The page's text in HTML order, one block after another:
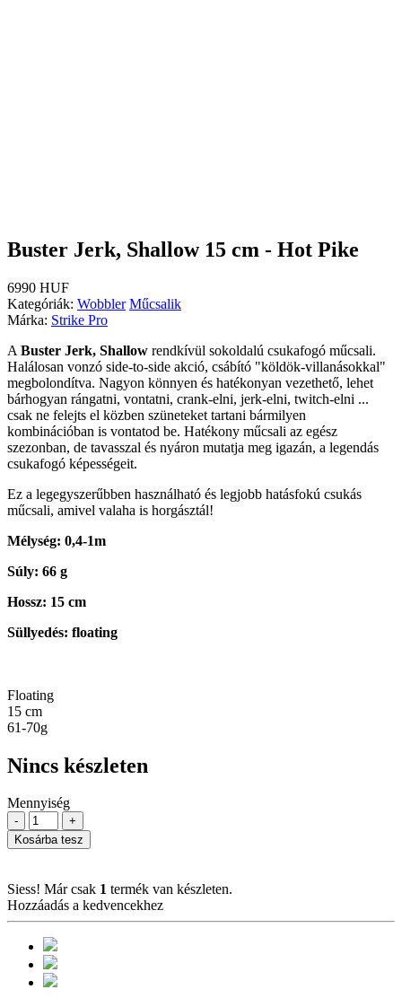
Buster Jerk, Shallow 15 cm - Hot Pike
6990 HUF
Kategóriák: Wobbler Műcsalik
Márka: Strike Pro
A Buster Jerk, Shallow rendkívül sokoldalú csukafogó műcsali.
Halálosan vonzó side-to-side akció, csábító "köldök-villanásokkal"
megbolondítva. Nagyon könnyen és hatékonyan vezethető, lehet
bárhogyan rángatni, vontatni, crank-elni, jerk-elni, twitch-elni ...
csak ne felejts el közben szüneteket tartani bármilyen
kombinációban is vontatod be. Hatékony műcsali az egész
szezonban, de tavasszal és nyáron mutatja meg igazán, a legendás
csukafogó képességeit.
Ez a legegyszerűbben használható és legjobb hatásfokú csukás
műcsali, amivel valaha is horgásztál!
Mélység: 0,4-1m
Súly: 66 g
Hossz: 15 cm
Süllyedés: floating
Floating
15 cm
61-70g
Nincs készleten
Mennyiség
-
+
Kosárba tesz
Siess! Már csak 1 termék van készleten.
Hozzáadás a kedvencekhez